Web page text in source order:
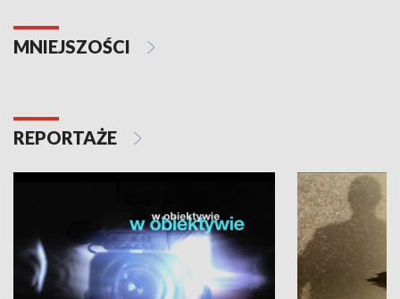
MNIEJSZOŚCI
REPORTAŻE